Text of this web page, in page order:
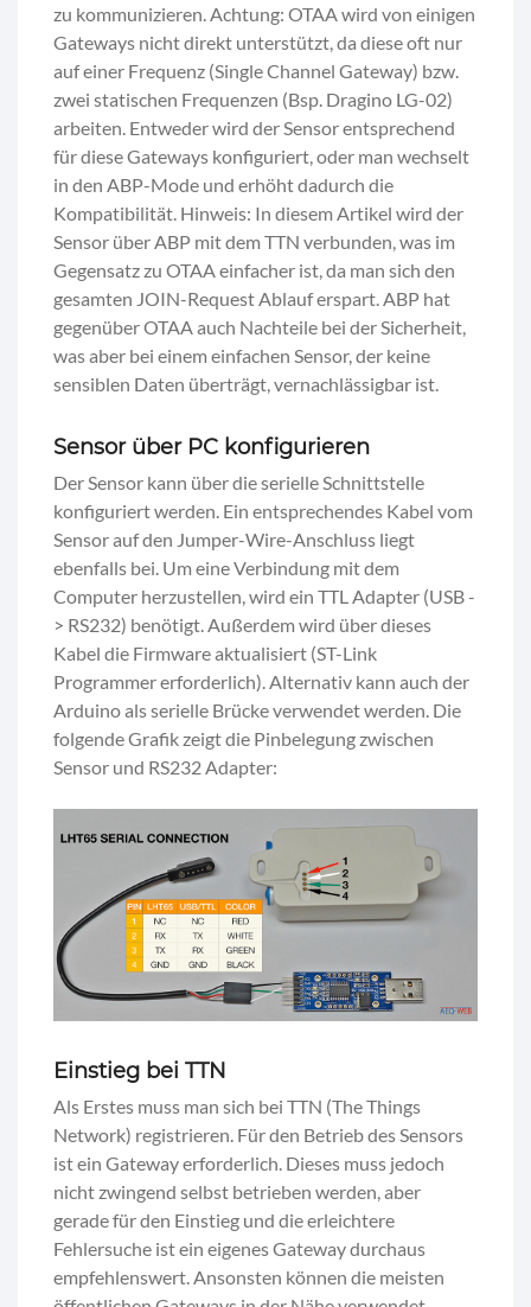
zu kommunizieren. Achtung: OTAA wird von einigen
Gateways nicht direkt unterstützt, da diese oft nur
auf einer Frequenz (Single Channel Gateway) bzw.
zwei statischen Frequenzen (Bsp. Dragino LG-02)
arbeiten. Entweder wird der Sensor entsprechend
für diese Gateways konfiguriert, oder man wechselt
in den ABP-Mode und erhöht dadurch die
Kompatibilität. Hinweis: In diesem Artikel wird der
Sensor über ABP mit dem TTN verbunden, was im
Gegensatz zu OTAA einfacher ist, da man sich den
gesamten JOIN-Request Ablauf erspart. ABP hat
gegenüber OTAA auch Nachteile bei der Sicherheit,
was aber bei einem einfachen Sensor, der keine
sensiblen Daten überträgt, vernachlässigbar ist.
Sensor über PC konfigurieren
Der Sensor kann über die serielle Schnittstelle
konfiguriert werden. Ein entsprechendes Kabel vom
Sensor auf den Jumper-Wire-Anschluss liegt
ebenfalls bei. Um eine Verbindung mit dem
Computer herzustellen, wird ein TTL Adapter (USB -
> RS232) benötigt. Außerdem wird über dieses
Kabel die Firmware aktualisiert (ST-Link
Programmer erforderlich). Alternativ kann auch der
Arduino als serielle Brücke verwendet werden. Die
folgende Grafik zeigt die Pinbelegung zwischen
Sensor und RS232 Adapter:
Einstieg bei TTN
Als Erstes muss man sich bei TTN (The Things
Network) registrieren. Für den Betrieb des Sensors
ist ein Gateway erforderlich. Dieses muss jedoch
nicht zwingend selbst betrieben werden, aber
gerade für den Einstieg und die erleichtere
Fehlersuche ist ein eigenes Gateway durchaus
empfehlenswert. Ansonsten können die meisten